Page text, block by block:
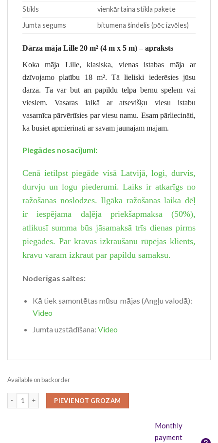
Stikls
vienkārtaina stikla pakete
Jumta segums
bitumena šindelis (pēc izvēles)
Dārza māja Lille 20 m² (4 m x 5 m) – apraksts
Koka māja Lille, klasiska, vienas istabas māja ar
dzīvojamo platību 18 m². Tā lieliski iederēsies jūsu
dārzā. Tā var būt arī papildu telpa bērnu spēlēm vai
viesiem. Vasaras laikā ar atsevišķu viesu istabu
vasarnīca pārvērtīsies par viesu namu. Esam pārliecināti,
ka būsiet apmierināti ar savām jaunajām mājām.
Piegādes nosacījumi:
Cenā ietilpst piegāde visā Latvijā, logi, durvis,
durvju un logu piederumi. Laiks ir atkarīgs no
ražošanas noslodzes. Ilgāka ražošanas laika dēļ
ir iespējama daļēja priekšapmaksa (50%),
atlikusī summa būs jāsamaksā trīs dienas pirms
piegādes. Par kravas izkraušanu rūpējas klients,
kravu varam izkraut par papildu samaksu.
Noderīgas saites:
Kā tiek samontētas mūsu mājas (Angļu valodā):
Video
Jumta uzstādīšana: Video
Available on backorder
PIEVIENOT GROZAM
Monthly
payment